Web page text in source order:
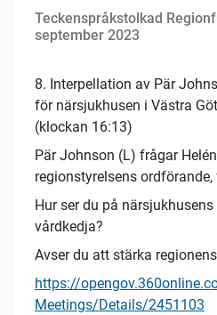
Teckenspråkstolkad
september 2023
8. Interpellation av Pär
för närsjukhusen i Västra
(klockan 16:13)
Pär Johnson (L) frågar
regionstyrelsens
Hur ser du på
vårdkedja?
Avser du att stärka
https://
Meetings/Details/2451103